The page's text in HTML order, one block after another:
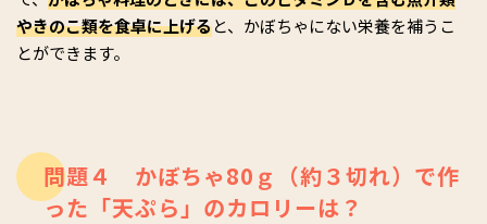
やきのこ類を食卓に上げると、かぼちゃにない栄養を補うこ
とができます。
問題４ かぼちゃ80ｇ（約３切れ）で作
った「天ぷら」のカロリーは？